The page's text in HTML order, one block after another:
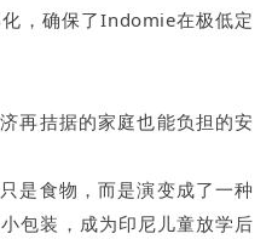
，确保了Indomie在极低定
再拮据的家庭也能负担的安
是食物，而是演变成了一种
包装，成为印尼儿童放学后